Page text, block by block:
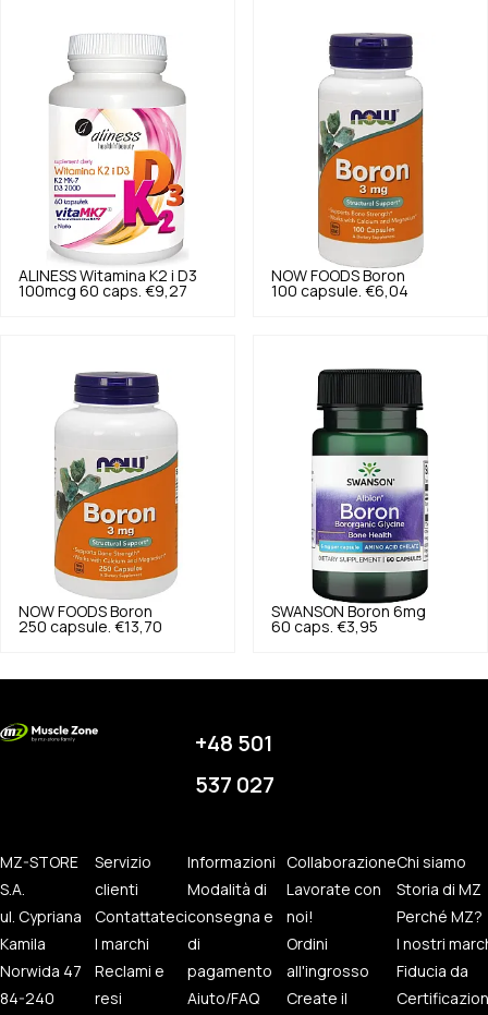
ALINESS Witamina K2 i D3
100mcg 60 caps. €9,27
NOW FOODS Boron
100 capsule. €6,04
NOW FOODS Boron
250 capsule. €13,70
SWANSON Boron 6mg
60 caps. €3,95
+48 501
537 027
MZ-STORE
S.A.
ul. Cypriana
Kamila
Norwida 47
84-240
Servizio
clienti
Contattateci
I marchi
Reclami e
resi
Informazioni
Modalità di
consegna e
di
pagamento
Aiuto/FAQ
Collaborazione
Lavorate con
noi!
Ordini
all'ingrosso
Create il
Chi siamo
Storia di MZ
Perché MZ?
I nostri
Fiducia da